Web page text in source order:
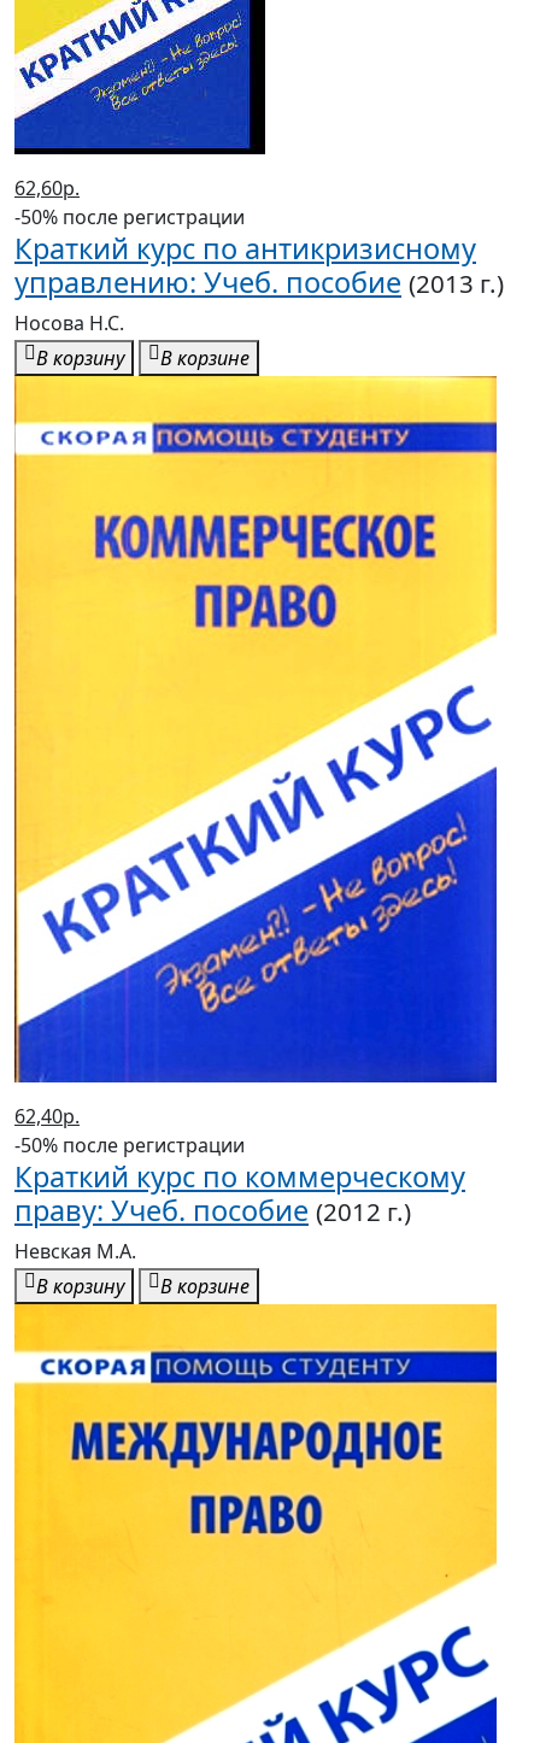
62,60р.
-50% после регистрации
Краткий курс по антикризисному
управлению: Учеб. пособие (2013 г.)
Носова Н.С.
В корзину
В корзине
62,40р.
-50% после регистрации
Краткий курс по коммерческому
праву: Учеб. пособие (2012 г.)
Невская М.А.
В корзину
В корзине